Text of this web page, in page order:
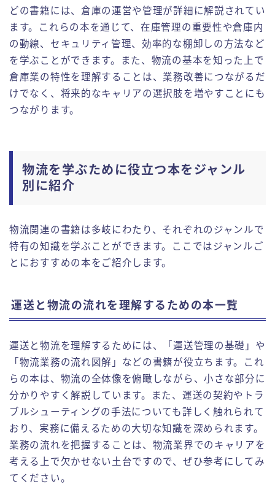
どの書籍には、倉庫の運営や管理が詳細に解説されてい
ます。これらの本を通じて、在庫管理の重要性や倉庫内
の動線、セキュリティ管理、効率的な棚卸しの方法など
を学ぶことができます。また、物流の基本を知った上で
倉庫業の特性を理解することは、業務改善につながるだ
けでなく、将来的なキャリアの選択肢を増やすことにも
つながります。
物流を学ぶために役立つ本をジャンル
別に紹介
物流関連の書籍は多岐にわたり、それぞれのジャンルで
特有の知識を学ぶことができます。ここではジャンルご
とにおすすめの本をご紹介します。
運送と物流の流れを理解するための本一覧
運送と物流を理解するためには、「運送管理の基礎」や
「物流業務の流れ図解」などの書籍が役立ちます。これ
らの本は、物流の全体像を俯瞰しながら、小さな部分に
分かりやすく解説しています。また、運送の契約やトラ
ブルシューティングの手法についても詳しく触れられて
おり、実務に備えるための大切な知識を深められます。
業務の流れを把握することは、物流業界でのキャリアを
考える上で欠かせない土台ですので、ぜひ参考にしてみ
てください。